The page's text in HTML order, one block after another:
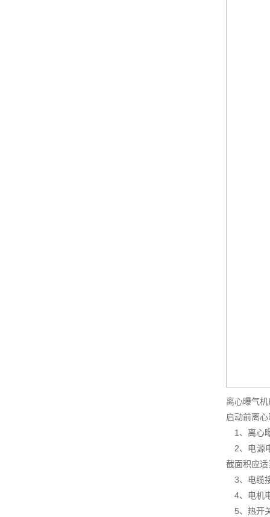
离心曝气
启动前离
1、离心
2、电源
截面积应
3、电缆
4、电机
5、热开